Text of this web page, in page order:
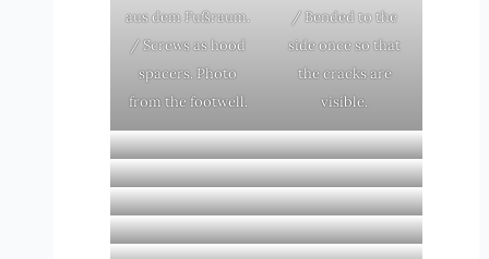
aus dem Fußraum.
/ Screws as hood
spacers. Photo
from the footwell.
/ Bended to the
side once so that
the cracks are
visible.